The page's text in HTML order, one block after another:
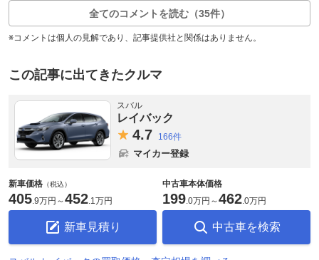
全てのコメントを読む（35件）
※コメントは個人の見解であり、記事提供社と関係はありません。
この記事に出てきたクルマ
スバル
レイバック
4.7 166件
マイカー登録
新車価格 （税込）
405.9万円 ～452.1万円
新車見積り
中古車本体価格
199.0万円 ～462.0万円
中古車を検索